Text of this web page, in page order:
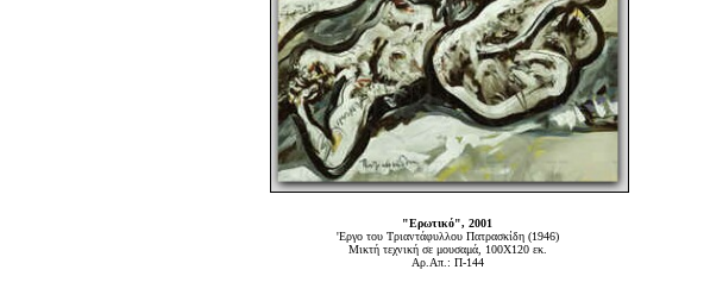
"Ερωτικό", 2001
'Εργο του Τριαντάφυλλου Πατρασκίδη (1946)
Μικτή τεχνική σε μουσαμά, 100Χ120 εκ.
Αρ.Απ.: Π-144